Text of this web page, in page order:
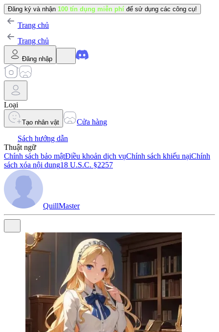
Đăng ký và nhận 100 tín dụng miễn phí để sử dụng các công cụ!
Trang chủ
Trang chủ
Đăng nhập
Loại
Tạo nhân vật
Cửa hàng
Sách hướng dẫn
Thuật ngữ
Chính sách bảo mậtĐiều khoản dịch vụChính sách khiếu nạiChính
sách xóa nội dung18 U.S.C. §2257
QuillMaster